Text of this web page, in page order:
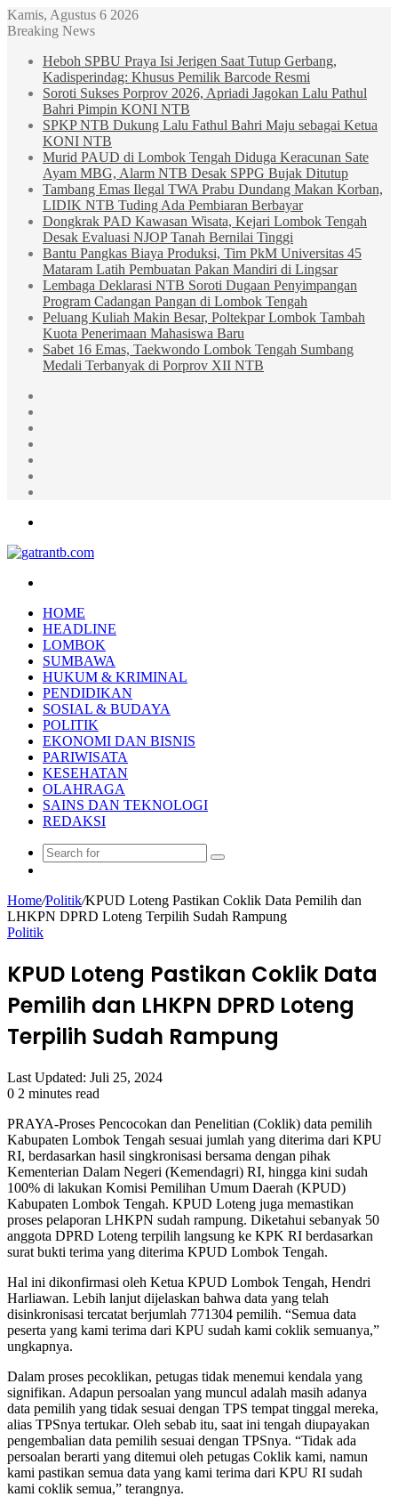
Kamis, Agustus 6 2026
Breaking News
Heboh SPBU Praya Isi Jerigen Saat Tutup Gerbang,
Kadisperindag: Khusus Pemilik Barcode Resmi
Soroti Sukses Porprov 2026, Apriadi Jagokan Lalu Pathul
Bahri Pimpin KONI NTB
SPKP NTB Dukung Lalu Fathul Bahri Maju sebagai Ketua
KONI NTB
Murid PAUD di Lombok Tengah Diduga Keracunan Sate
Ayam MBG, Alarm NTB Desak SPPG Bujak Ditutup
Tambang Emas Ilegal TWA Prabu Dundang Makan Korban,
LIDIK NTB Tuding Ada Pembiaran Berbayar
Dongkrak PAD Kawasan Wisata, Kejari Lombok Tengah
Desak Evaluasi NJOP Tanah Bernilai Tinggi
Bantu Pangkas Biaya Produksi, Tim PkM Universitas 45
Mataram Latih Pembuatan Pakan Mandiri di Lingsar
Lembaga Deklarasi NTB Soroti Dugaan Penyimpangan
Program Cadangan Pangan di Lombok Tengah
Peluang Kuliah Makin Besar, Poltekpar Lombok Tambah
Kuota Penerimaan Mahasiswa Baru
Sabet 16 Emas, Taekwondo Lombok Tengah Sumbang
Medali Terbanyak di Porprov XII NTB
HOME
HEADLINE
LOMBOK
SUMBAWA
HUKUM & KRIMINAL
PENDIDIKAN
SOSIAL & BUDAYA
POLITIK
EKONOMI DAN BISNIS
PARIWISATA
KESEHATAN
OLAHRAGA
SAINS DAN TEKNOLOGI
REDAKSI
Search
Home/Politik/KPUD Loteng Pastikan Coklik Data Pemilih dan
LHKPN DPRD Loteng Terpilih Sudah Rampung
Politik
KPUD Loteng Pastikan Coklik Data
Pemilih dan LHKPN DPRD Loteng
Terpilih Sudah Rampung
Last Updated: Juli 25, 2024
0 2 minutes read
PRAYA-Proses Pencocokan dan Penelitian (Coklik) data pemilih
Kabupaten Lombok Tengah sesuai jumlah yang diterima dari KPU
RI, berdasarkan hasil singkronisasi bersama dengan pihak
Kementerian Dalam Negeri (Kemendagri) RI, hingga kini sudah
100% di lakukan Komisi Pemilihan Umum Daerah (KPUD)
Kabupaten Lombok Tengah. KPUD Loteng juga memastikan
proses pelaporan LHKPN sudah rampung. Diketahui sebanyak 50
anggota DPRD Loteng terpilih langsung ke KPK RI berdasarkan
surat bukti terima yang diterima KPUD Lombok Tengah.
Hal ini dikonfirmasi oleh Ketua KPUD Lombok Tengah, Hendri
Harliawan. Lebih lanjut dijelaskan bahwa data yang telah
disinkronisasi tercatat berjumlah 771304 pemilih. “Semua data
peserta yang kami terima dari KPU sudah kami coklik semuanya,”
ungkapnya.
Dalam proses pecoklikan, petugas tidak menemui kendala yang
signifikan. Adapun persoalan yang muncul adalah masih adanya
data pemilih yang tidak sesuai dengan TPS tempat tinggal mereka,
alias TPSnya tertukar. Oleh sebab itu, saat ini tengah diupayakan
pengembalian data pemilih sesuai dengan TPSnya. “Tidak ada
persoalan berarti yang ditemui oleh petugas Coklik kami, namun
kami pastikan semua data yang kami terima dari KPU RI sudah
kami coklik semua,” terangnya.